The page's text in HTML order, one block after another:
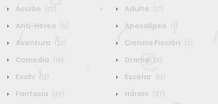
Acción (22) Adulto (17)
Anti-Heroe (5) Apocalipsis (1)
Aventura (22) Ciencia Ficción (2)
Comedia (16) Drama (8)
Ecchi (12) Escolar (12)
Fantasía (20) Harem (37)